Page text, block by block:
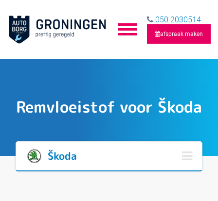
050 2030514
afspraak maken
Remvloeistof voor Škoda
Škoda